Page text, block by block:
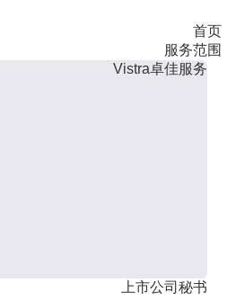
首页
服务范围
Vistra卓佳服务
上市公司秘书